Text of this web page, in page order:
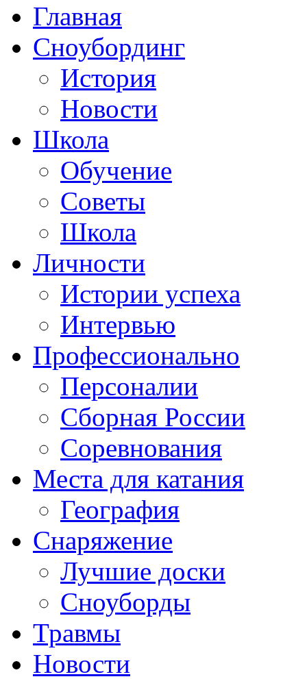
Главная
Сноубординг
История
Новости
Школа
Обучение
Советы
Школа
Личности
Истории успеха
Интервью
Профессионально
Персоналии
Сборная России
Соревнования
Места для катания
География
Снаряжение
Лучшие доски
Сноуборды
Травмы
Новости